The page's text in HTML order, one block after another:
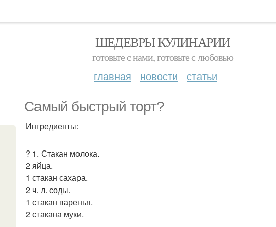
ШЕДЕВРЫ КУЛИНАРИИ
готовьте с нами, готовьте с любовью
главная новости статьи
Самый быстрый торт?
Ингредиенты:
? 1. Стакан молока.
2 яйца.
1 стакан сахара.
2 ч. л. соды.
1 стакан варенья.
2 стакана муки.